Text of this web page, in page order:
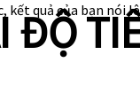
kết quả của bạn nói
ĐỘ